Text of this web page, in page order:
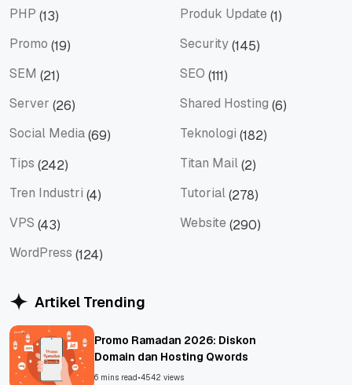
PHP (13) Produk Update (1)
Promo (19) Security(145)
SEM (21) SEO (111)
Server (26) Shared Hosting (6)
Social Media(69) Teknologi (182)
Tips (242) Titan Mail(2)
Tren Industri (4) Tutorial(278)
VPS (43) Website (290)
WordPress (124)
Artikel Trending
Promo Ramadan 2026: Diskon
Domain dan Hosting Qwords
6 mins read•4542 views